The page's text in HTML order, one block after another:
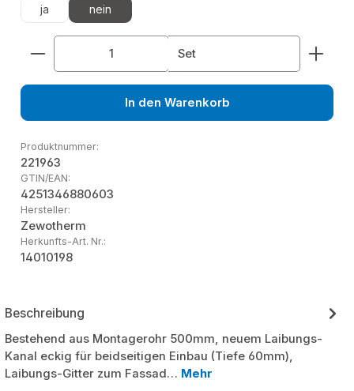
ja nein
Produkt Anzahl: Gib den gewünschten Wert
Set
In den Warenkorb
Produktnummer:
221963
GTIN/EAN:
4251346880603
Hersteller:
Zewotherm
Herkunfts-Art. Nr.:
14010198
Beschreibung
Bestehend aus Montagerohr 500mm, neuem Laibungs-
Kanal eckig für beidseitigen Einbau (Tiefe 60mm),
Laibungs-Gitter zum Fassad… Mehr